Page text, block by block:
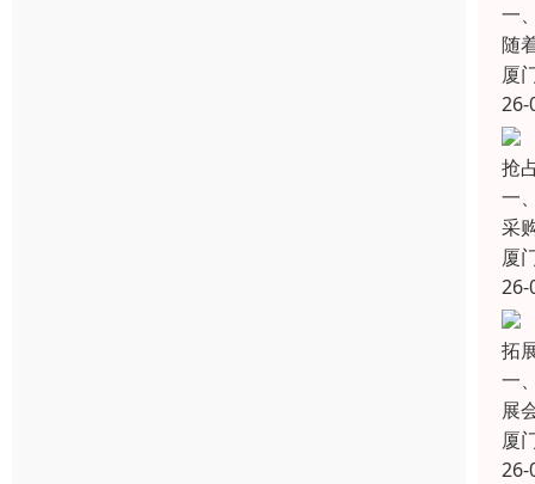
一
随
厦
26-
抢
一
采
厦
26-
拓
一
展
厦
26-